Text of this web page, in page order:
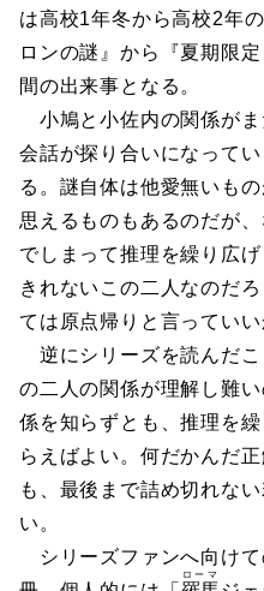
は高校1年冬から高校2年
ロンの謎』から『夏期限
間の出来事となる。
小鳩と小佐内の関係がま
会話が探り合いになって
る。謎自体は他愛無いも
思えるものもあるのだが
でしまって推理を繰り広
きれないこの二人なのだ
ては原点帰りと言っていい
逆にシリーズを読んだこ
の二人の関係が理解し難
係を知らずとも、推理を
らえばよい。何だかんだ
も、最後まで詰め切れな
い。
シリーズファンへ向けて
ローマ